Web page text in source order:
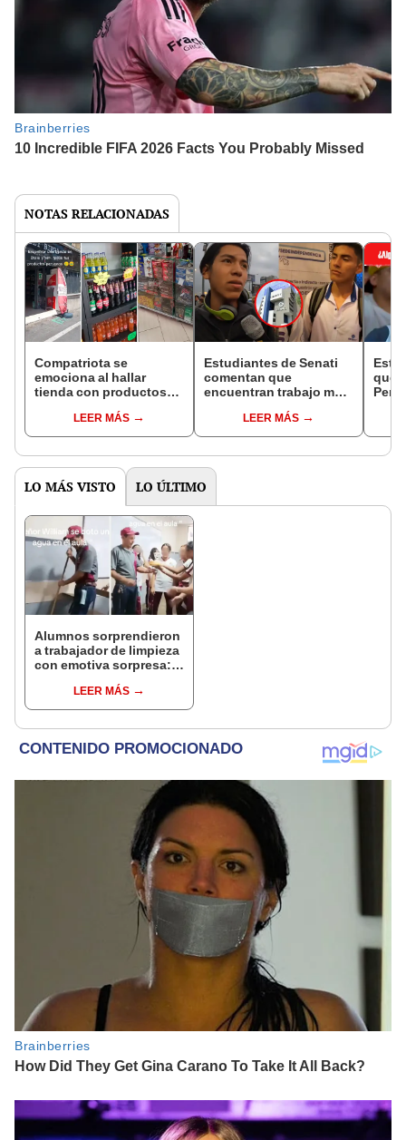
NOTAS RELACIONADAS
Compatriota se
emociona al hallar
tienda con productos
ITALIA: “Hay hasta Inca
Kola”
LEER MÁS
Estudiantes de Senati
comentan que
encuentran trabajo más
universitarios: “Es muy
fácil”
LEER MÁS
que
Perú
LO MÁS VISTO LO ÚLTIMO
Alumnos sorprendieron
a trabajador de limpieza
con emotiva sorpresa:
humanidad y empatía”
LEER MÁS